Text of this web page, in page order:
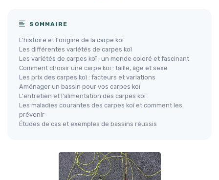
SOMMAIRE
L'histoire et l'origine de la carpe koï
Les différentes variétés de carpes koï
Les variétés de carpes koï : un monde coloré et fascinant
Comment choisir une carpe koï : taille, âge et sexe
Les prix des carpes koï : facteurs et variations
Aménager un bassin pour vos carpes koï
L'entretien et l'alimentation des carpes koï
Les maladies courantes des carpes koï et comment les
prévenir
Études de cas et exemples de bassins réussis